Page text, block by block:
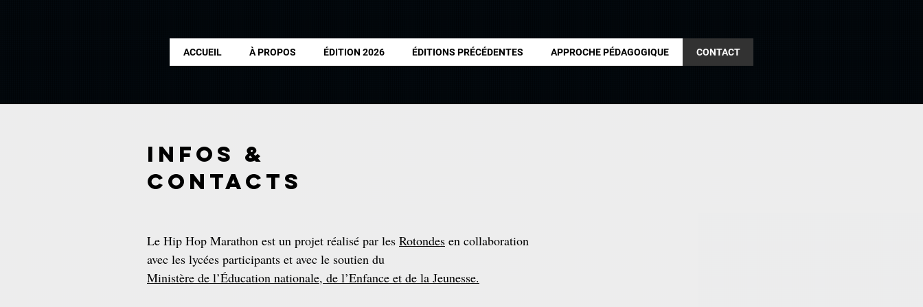
ACCUEIL À PROPOS ÉDITION 2026 ÉDITIONS PRÉCÉDENTES APPROCHE PÉDAGOGIQUE CONTACT
INFOs &
CONTACTS
Le Hip Hop Marathon est un projet réalisé par les Rotondes en collaboration
avec les lycées participants et avec le soutien du
Ministère de l’Éducation nationale, de l’Enfance et de la Jeunesse.